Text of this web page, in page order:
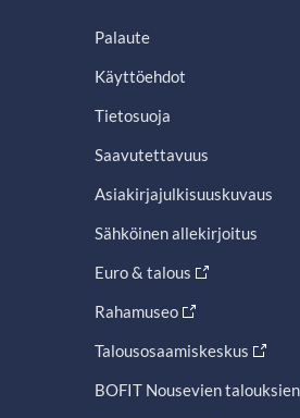
Palaute
Käyttöehdot
Tietosuoja
Saavutettavuus
Asiakirjajulkisuuskuvaus
Sähköinen allekirjoitus
Euro & talous
Rahamuseo
Talousosaamiskeskus
BOFIT Nousevien